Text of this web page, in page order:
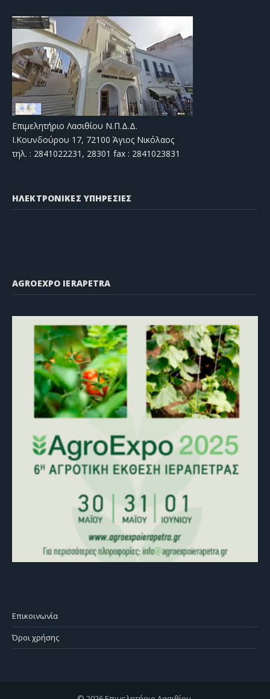
Επιμελητήριο Λασιθίου Ν.Π.Δ.Δ.
Ι.Κουνδούρου 17, 72100 Άγιος Νικόλαος
τηλ. : 2841022231, 28301 fax : 2841023831
ΗΛΕΚΤΡΟΝΙΚΕΣ ΥΠΗΡΕΣΙΕΣ
AGROEXPO IERAPETRA
Επικοινωνία
Όροι χρήσης